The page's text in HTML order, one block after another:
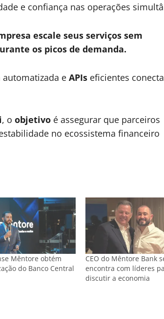
e confiança nas operações
escale seus serviços sem
os picos de demanda.
e APIseficientes
, o objetivo é assegurar que parceiros
no ecossistema financeiro
Mêntore obtém
do Banco Central
CEO do Mêntore Bank
encontra com líderes
discutir a economia